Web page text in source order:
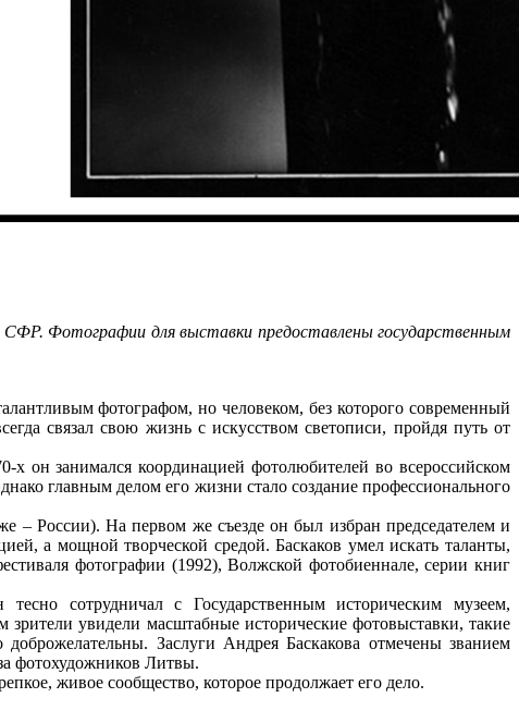
Фотографии для выставки предоставлены государственным
фотографом, но человеком, без которого современный
связал свою жизнь с искусством светописи, пройдя путь от
он занимался координацией фотолюбителей во всероссийском
главным делом его жизни стало создание профессионального
России). На первом же съезде он был избран председателем и
а мощной творческой средой. Баскаков умел искать таланты,
фотографии (1992), Волжской фотобиеннале, серии книг
сотрудничал с Государственным историческим музеем,
увидели масштабные исторические фотовыставки, такие
Заслуги Андрея Баскакова отмечены званием
фотохудожников Литвы.
живое сообщество, которое продолжает его дело.